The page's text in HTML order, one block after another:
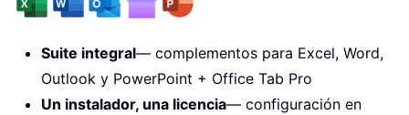
Suite integral— complementos para Excel, Word,
Outlook y PowerPoint + Office Tab Pro
Un instalador, una licencia— configuración en